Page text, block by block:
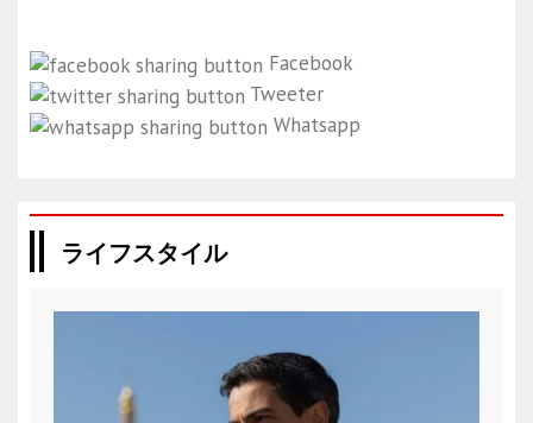
Facebook
Tweeter
Whatsapp
ライフスタイル